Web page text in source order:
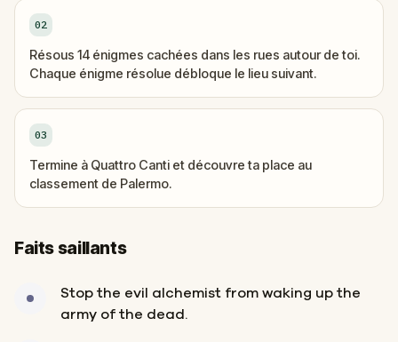
02
Résous 14 énigmes cachées dans les rues autour de toi.
Chaque énigme résolue débloque le lieu suivant.
03
Termine à Quattro Canti et découvre ta place au
classement de Palermo.
Faits saillants
Stop the evil alchemist from waking up the
army of the dead.